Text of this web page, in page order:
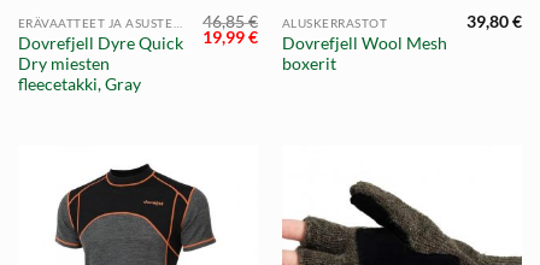
Dovrefjell Dyre Quick
Dry miesten
fleecetakki, Gray
46,85€
Alkuperäinen
hinta
19,99€Nykyinen
hinta
ALUSKERRASTOT
Dovrefjell Wool Mesh
boxerit
39,80€